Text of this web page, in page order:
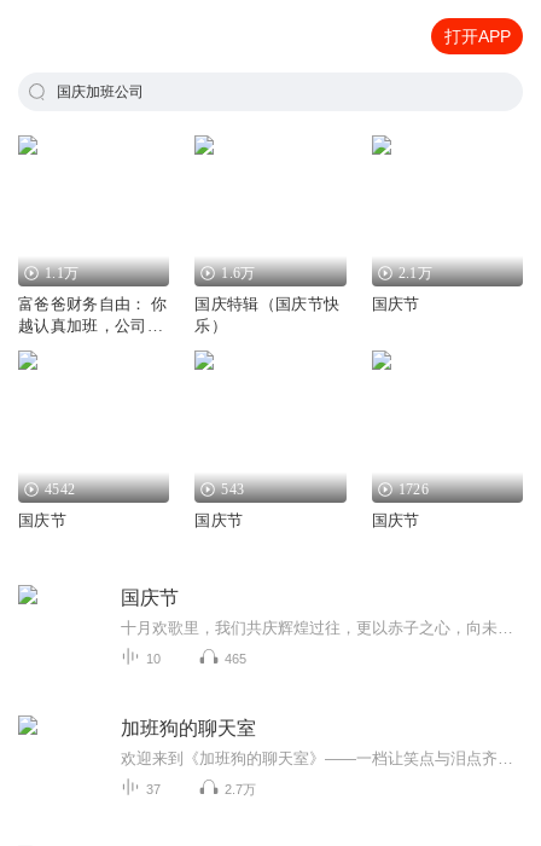
打开APP
国庆加班公司
1.1万
富爸爸财务自由： 你
越认真加班，公司市
值越高
1.6万
国庆特辑（国庆节快
乐）
2.1万
国庆节
4542
国庆节
543
国庆节
1726
国庆节
国庆节
10 465
加班狗的聊天室
37 2.7万